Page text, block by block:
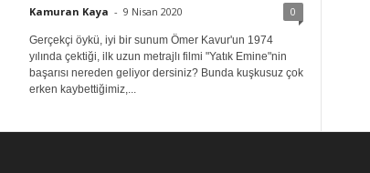
Kamuran Kaya - 9 Nisan 2020 0
Gerçekçi öykü, iyi bir sunum Ömer Kavur'un 1974
yılında çektiği, ilk uzun metrajlı filmi "Yatık Emine"nin
başarısı nereden geliyor dersiniz? Bunda kuşkusuz çok
erken kaybettiğimiz,...